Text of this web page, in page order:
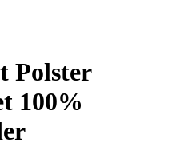
Polster
100%